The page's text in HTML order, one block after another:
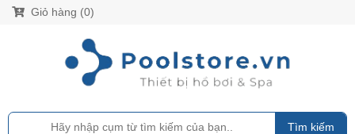
Giỏ hàng (0)
Tìm kiếm